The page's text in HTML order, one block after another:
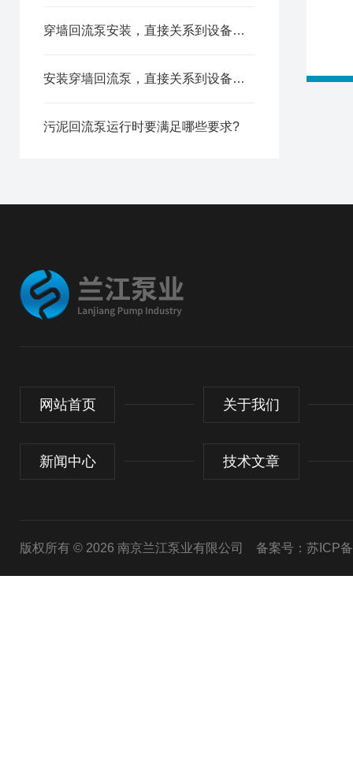
穿墙回流泵安装，直接关系到设备能不能安全高效地长期运行
安装穿墙回流泵，直接关系到设备能不能安全高效地长期运行
污泥回流泵运行时要满足哪些要求?
网站首页 关于我们
新闻中心 技术文章
版权所有 © 2026 南京兰江泵业有限公司 备案号：苏ICP